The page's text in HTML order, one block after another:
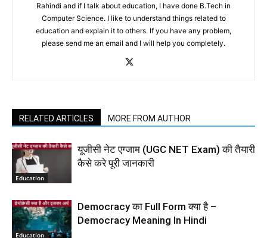
Rahindi and if I talk about education, I have done B.Tech in
Computer Science. I like to understand things related to
education and explain it to others. If you have any problem,
please send me an email and I will help you completely.
RELATED ARTICLES MORE FROM AUTHOR
Education
यूजीसी नेट एग्जाम (UGC NET Exam) की तैयारी
कैसे करे पूरी जानकारी
Education
Democracy का Full Form क्या है –
Democracy Meaning In Hindi